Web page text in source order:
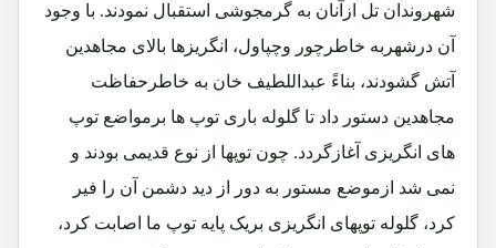
شهروندان تل ازآنان به گرمجوشی استقبال نمودند. با وجود
آن درشهربه خاطرچور وچپاول، انگریزها بالای مجاهدین
آتش گشودند، بناءً عبداللطیف خان به خاطرحفاظت
مجاهدین دستور داد تا گلوله باری توپ ها برمواضع توپ
های انگریزی آغازگردد. چون توپها از نوع قدیمی بودند و
نمی شد ازموضع مستور به دور از دید دشمن آن را فیر
کرد، گلوله توپهای انگریزی بریک پایه توپ ما اصابت کرد،